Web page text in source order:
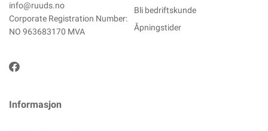
info@ruuds.no
Corporate Registration Number:
NO 963683170 MVA
Bli bedriftskunde
Åpningstider
Informasjon